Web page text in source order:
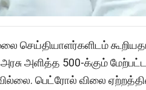
அளித்த 500-க்கும் மேற்பட்ட
பெட்ரோல் விலை